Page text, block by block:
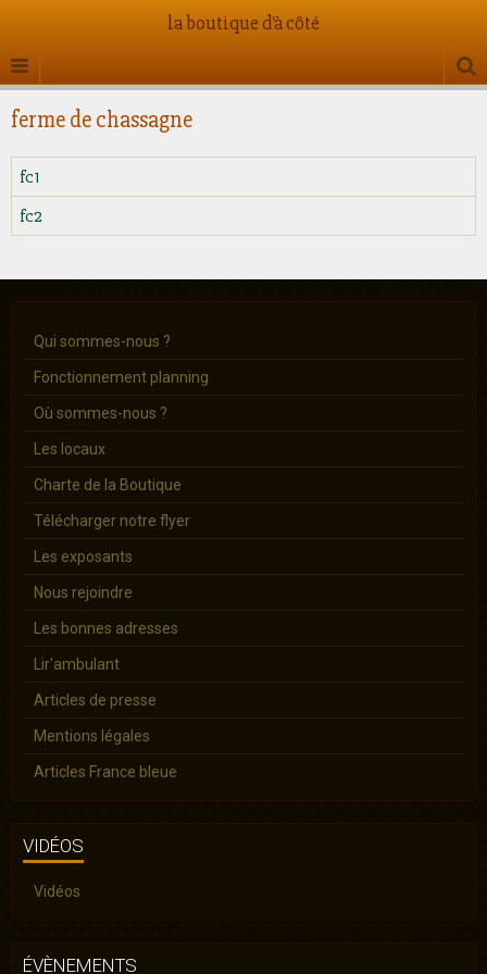
la boutique d'à côté
ferme de chassagne
fc1
fc2
Qui sommes-nous ?
Fonctionnement planning
Où sommes-nous ?
Les locaux
Charte de la Boutique
Télécharger notre flyer
Les exposants
Nous rejoindre
Les bonnes adresses
Lir'ambulant
Articles de presse
Mentions légales
Articles France bleue
VIDÉOS
Vidéos
ÉVÈNEMENTS